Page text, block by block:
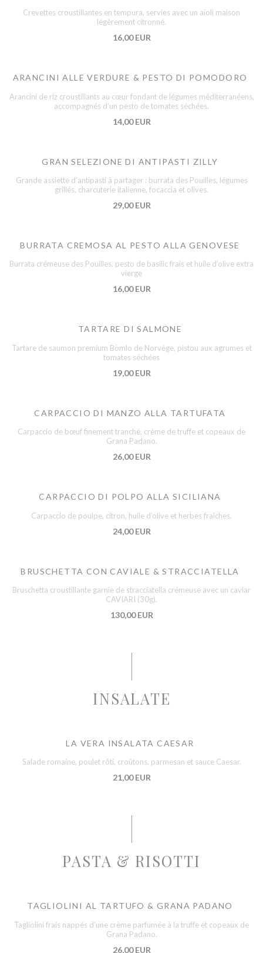
Crevettes croustillantes en tempura, servies avec un aïoli maison
légèrement citronné.
16,00 EUR
ARANCINI ALLE VERDURE & PESTO DI POMODORO
Arancini de riz croustillants au cœur fondant de légumes méditerranéens,
accompagnés d’un pesto de tomates séchées.
14,00 EUR
GRAN SELEZIONE DI ANTIPASTI ZILLY
Grande assiette d’antipasti à partager : burrata des Pouilles, légumes
grillés, charcuterie italienne, focaccia et olives.
29,00 EUR
BURRATA CREMOSA AL PESTO ALLA GENOVESE
Burrata crémeuse des Pouilles, pesto de basilic frais et huile d’olive extra
vierge
16,00 EUR
TARTARE DI SALMONE
Tartare de saumon premium Bömlo de Norvège, pistou aux agrumes et
tomates séchées
19,00 EUR
CARPACCIO DI MANZO ALLA TARTUFATA
Carpaccio de bœuf finement tranché, crème de truffe et copeaux de
Grana Padano.
26,00 EUR
CARPACCIO DI POLPO ALLA SICILIANA
Carpaccio de poulpe, citron, huile d’olive et herbes fraîches.
24,00 EUR
BRUSCHETTA CON CAVIALE & STRACCIATELLA
Bruschetta croustillante garnie de stracciatella crémeuse avec un caviar
CAVIARI (30g).
130,00 EUR
INSALATE
LA VERA INSALATA CAESAR
Salade romaine, poulet rôti, croûtons, parmesan et sauce Caesar.
21,00 EUR
PASTA & RISOTTI
TAGLIOLINI AL TARTUFO & GRANA PADANO
Tagliolini frais nappés d’une crème parfumée à la truffe et copeaux de
Grana Padano.
26,00 EUR